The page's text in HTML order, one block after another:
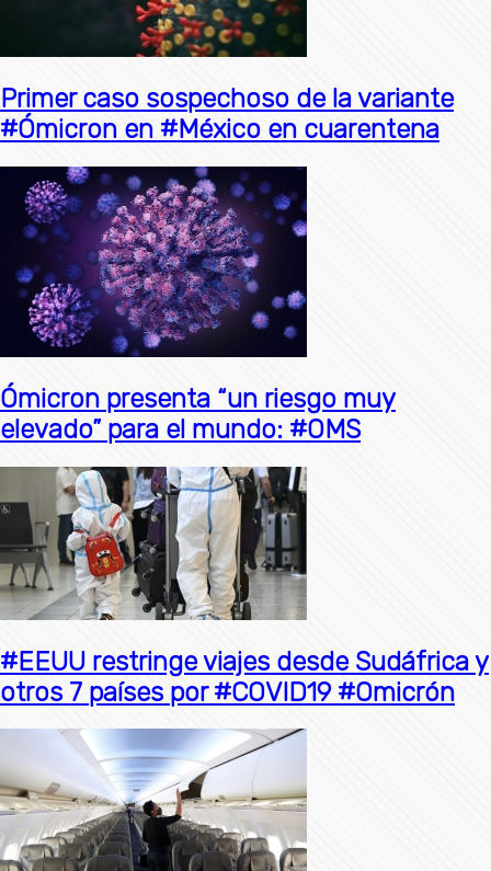
Primer caso sospechoso de la variante
#Ómicron en #México en cuarentena
Ómicron presenta “un riesgo muy
elevado” para el mundo: #OMS
#EEUU restringe viajes desde Sudáfrica y
otros 7 países por #COVID19 #Omicrón